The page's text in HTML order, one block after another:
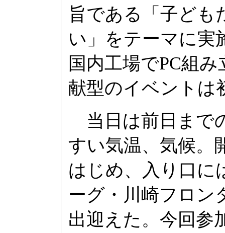
旨である「子ども
い」をテーマに実
国内工場でPC組
献型のイベントは
当日は前日まで
すい気温、気候。
はじめ、入り口に
ーグ・川崎フロン
出迎えた。今回参